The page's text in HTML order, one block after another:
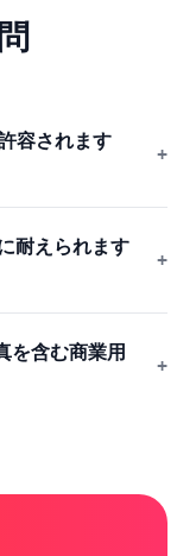
容されます
+
耐えられます
+
を含む商業用
+